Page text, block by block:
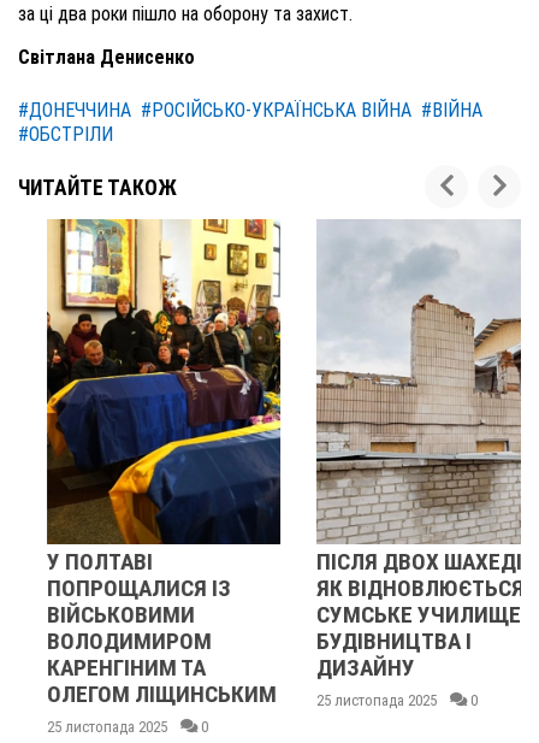
за ці два роки пішло на оборону та захист.
Світлана Денисенко
#ДОНЕЧЧИНА #РОСІЙСЬКО-УКРАЇНСЬКА ВІЙНА #ВІЙНА
#ОБСТРІЛИ
ЧИТАЙТЕ ТАКОЖ
У ПОЛТАВІ
ПОПРОЩАЛИСЯ ІЗ
ВІЙСЬКОВИМИ
ВОЛОДИМИРОМ
КАРЕНГІНИМ ТА
ОЛЕГОМ ЛІЩИНСЬКИМ
25 листопада 2025
ПІСЛЯ ДВОХ ШАХЕДІВ.
ЯК ВІДНОВЛЮЄТЬСЯ
СУМСЬКЕ УЧИЛИЩЕ
БУДІВНИЦТВА І
ДИЗАЙНУ
25 листопада 2025